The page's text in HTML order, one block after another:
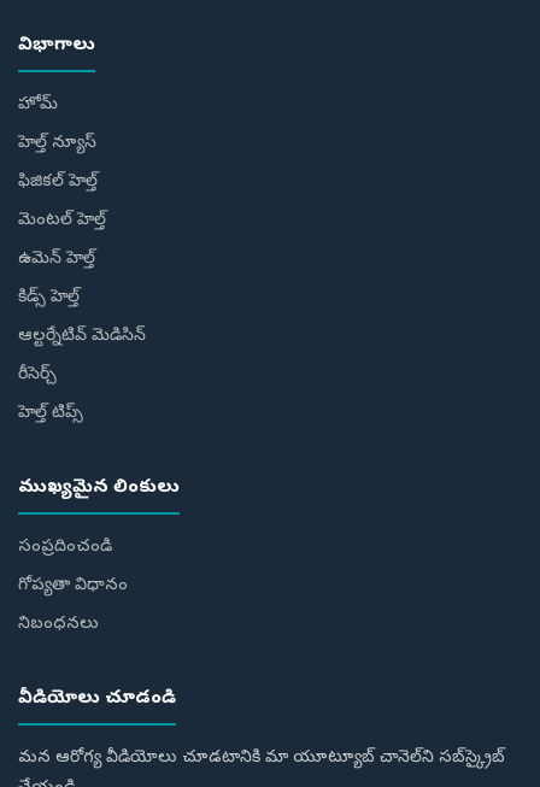
విభాగాలు
హోమ్
హెల్త్ న్యూస్
ఫిజికల్ హెల్త్
మెంటల్ హెల్త్
ఉమెన్ హెల్త్
కిడ్స్ హెల్త్
ఆల్టర్నేటివ్ మెడిసిన్
రీసెర్చ్
హెల్త్‌ టిప్స్‌
ముఖ్యమైన లింకులు
సంప్రదించండి
గోప్యతా విధానం
నిబంధనలు
వీడియోలు చూడండి
మన ఆరోగ్య వీడియోలు చూడటానికి మా యూట్యూబ్ చానెల్‌ని సబ్‌స్క్రైబ్